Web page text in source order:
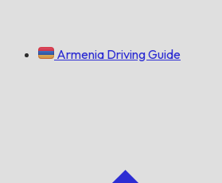
Armenia Driving Guide